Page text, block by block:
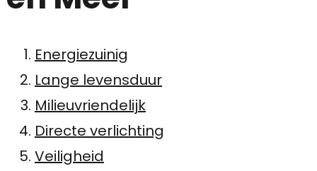
Energiezuinig
Lange levensduur
Milieuvriendelijk
Directe verlichting
Veiligheid